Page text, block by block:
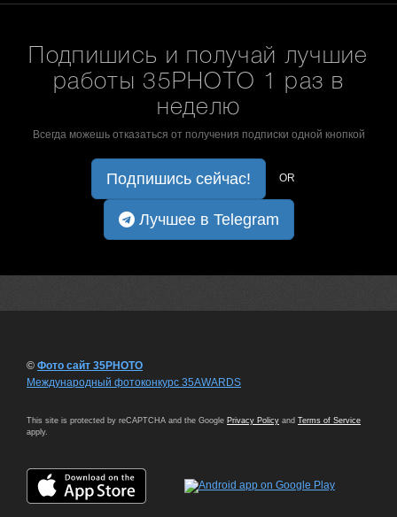
Подпишись и получай лучшие
работы 35PHOTO 1 раз в
неделю
Всегда можешь отказаться от получения подписки одной кнопкой
Подпишись сейчас! OR
Лучшее в Telegram
© Фото сайт 35PHOTO
Международный фотоконкурс 35AWARDS
This site is protected by reCAPTCHA and the Google Privacy Policy and Terms of Service
apply.